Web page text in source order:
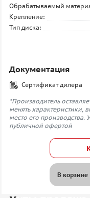
Обрабатываемый
Крепление:
Тип диска:
Документация
Сертификат дилера
*Производитель
менять характеристики,
место его производства.
публичной офертой
В корзине